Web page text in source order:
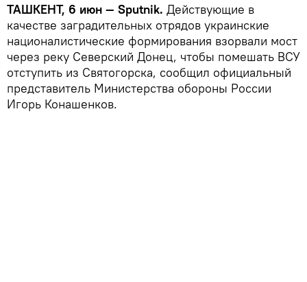
ТАШКЕНТ, 6 июн — Sputnik. Действующие в
качестве заградительных отрядов украинские
националистические формирования взорвали мост
через реку Северский Донец, чтобы помешать ВСУ
отступить из Святогорска, сообщил официальный
представитель Министерства обороны России
Игорь Конашенков.